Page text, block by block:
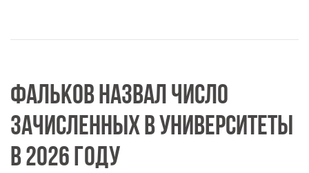
ФАЛЬКОВ НАЗВАЛ ЧИСЛО
ЗАЧИСЛЕННЫХ В УНИВЕРСИТЕТЫ
В 2026 ГОДУ